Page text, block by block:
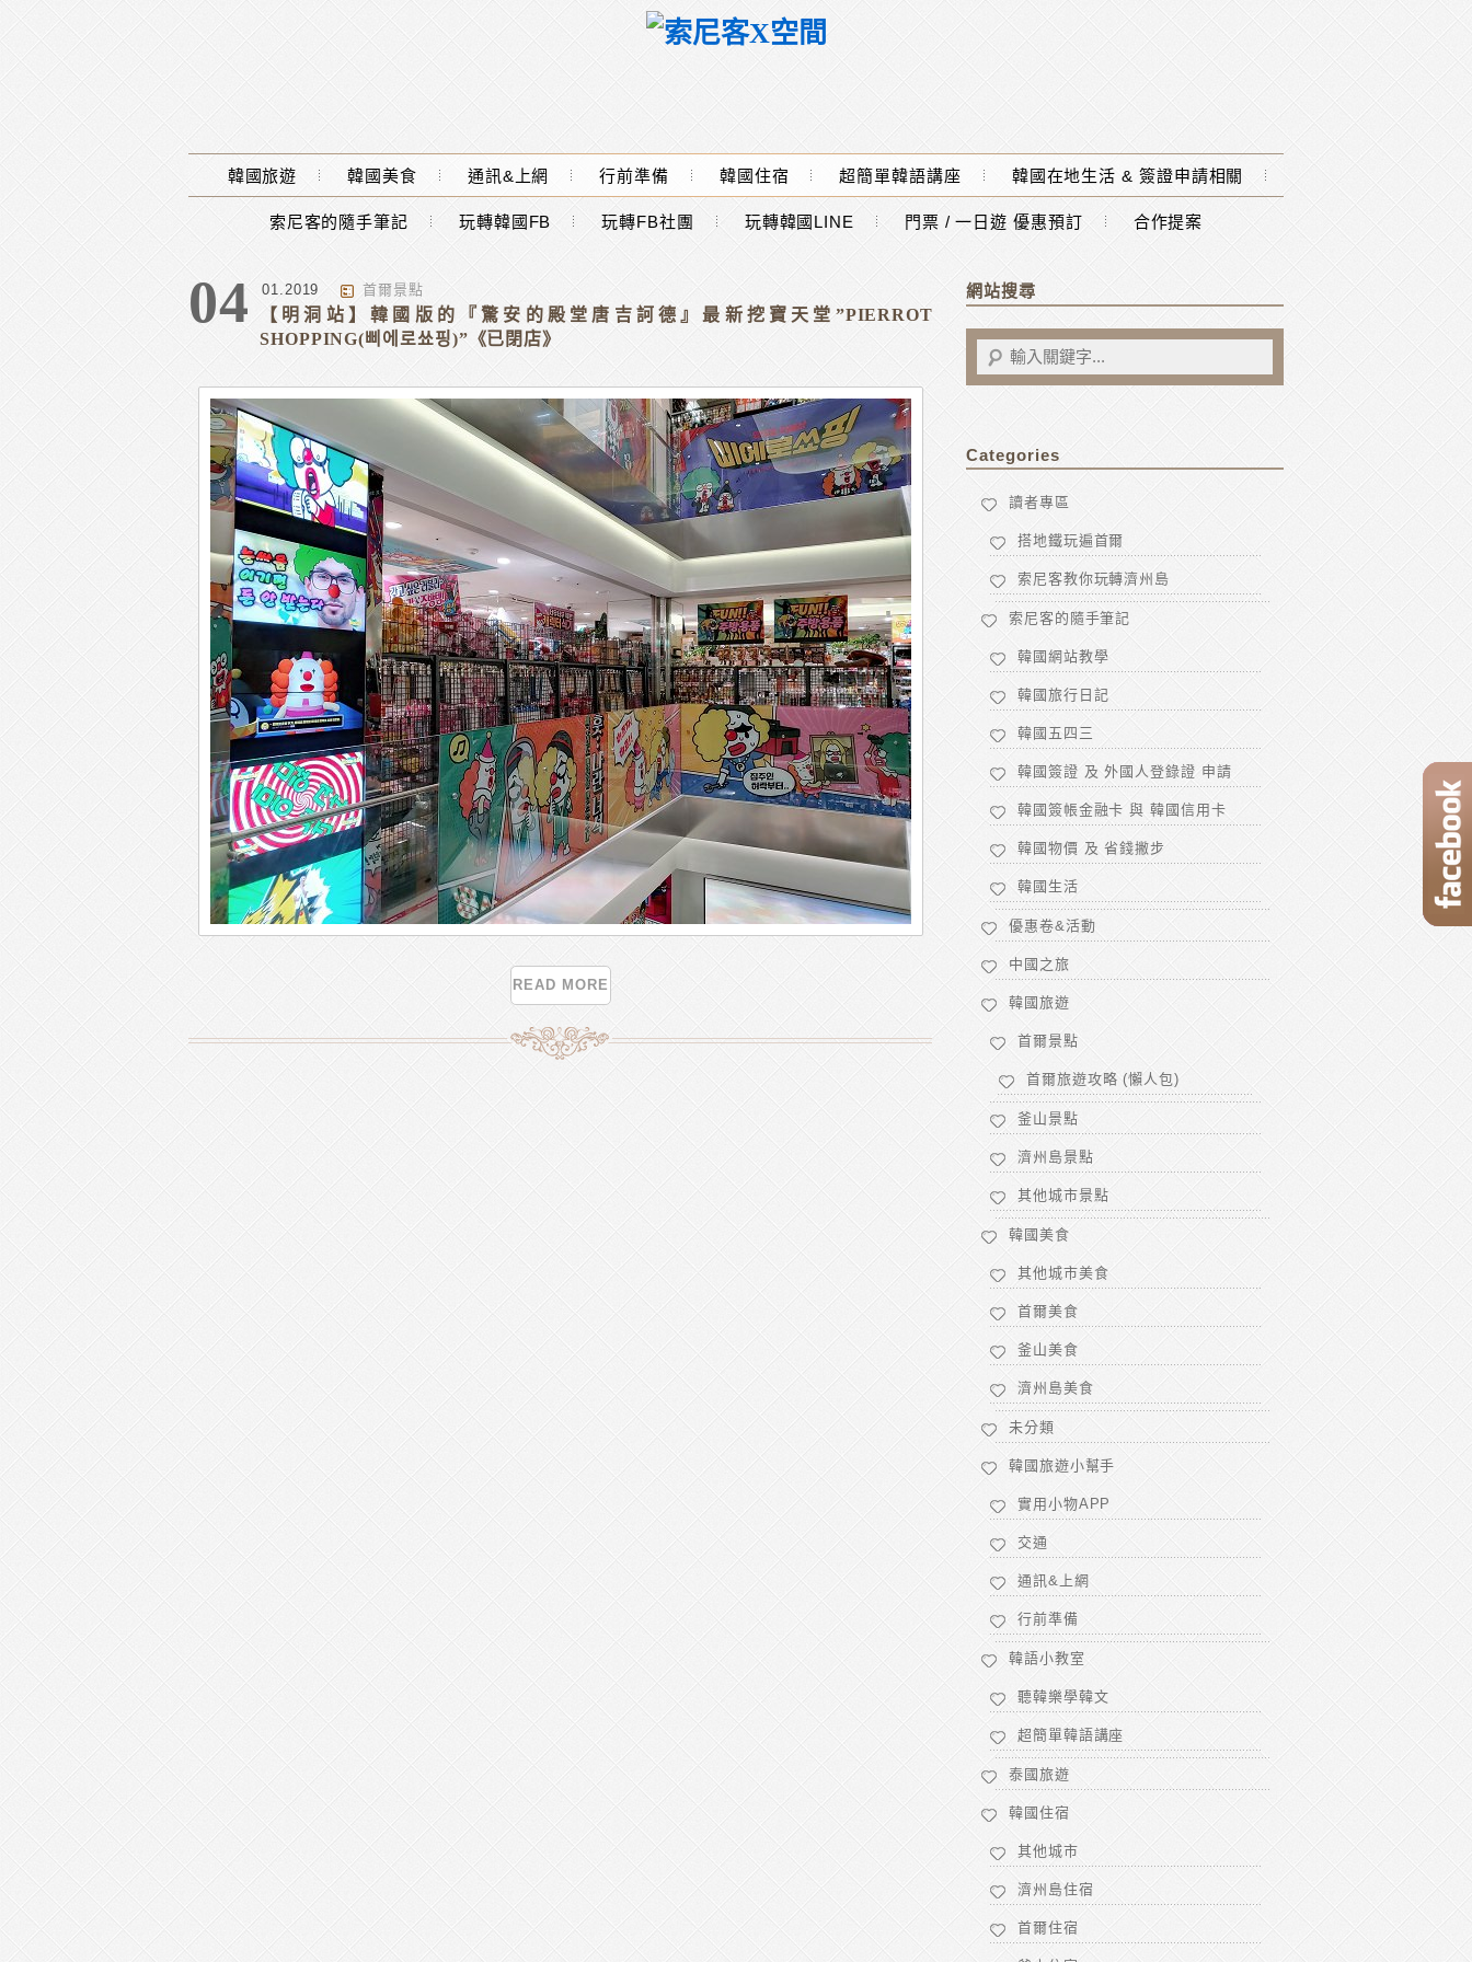
Main Menu
韓國旅遊 韓國美食 通訊&上網 行前準備 韓國住宿 超簡單韓語講座 韓國在地生活 & 簽證申請相關
索尼客的隨手筆記 玩轉韓國FB 玩轉FB社團 玩轉韓國LINE 門票 / 一日遊 優惠預訂 合作提案
04 01.2019 首爾景點
【明洞站】韓國版的『驚安的殿堂唐吉訶德』最新挖寶天堂”PIERROT
SHOPPING(삐에로쑈핑)”《已閉店》
READ MORE
網站搜尋
Categories
讀者專區
搭地鐵玩遍首爾
索尼客教你玩轉濟州島
索尼客的隨手筆記
韓國網站教學
韓國旅行日記
韓國五四三
韓國簽證 及 外國人登錄證 申請
韓國簽帳金融卡 與 韓國信用卡
韓國物價 及 省錢撇步
韓國生活
優惠卷&活動
中國之旅
韓國旅遊
首爾景點
首爾旅遊攻略 (懶人包)
釜山景點
濟州島景點
其他城市景點
韓國美食
其他城市美食
首爾美食
釜山美食
濟州島美食
未分類
韓國旅遊小幫手
實用小物APP
交通
通訊&上網
行前準備
韓語小教室
聽韓樂學韓文
超簡單韓語講座
泰國旅遊
韓國住宿
其他城市
濟州島住宿
首爾住宿